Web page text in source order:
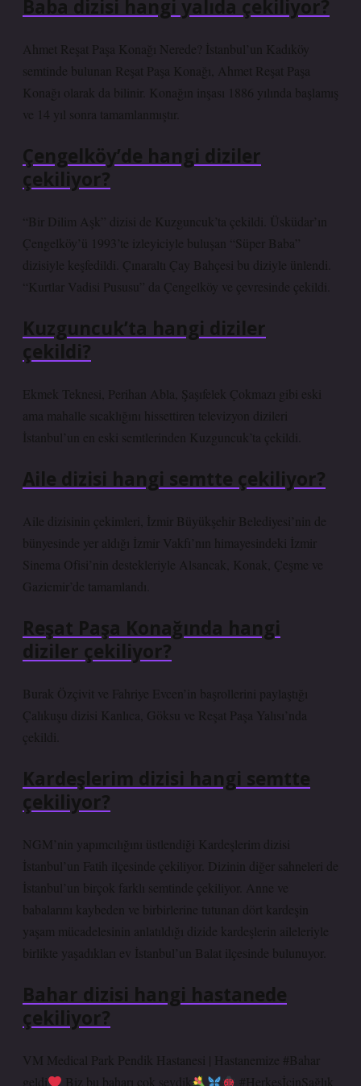
Baba dizisi hangi yalıda çekiliyor?
Ahmet Reşat Paşa Konağı Nerede? İstanbul’un Kadıköy
semtinde bulunan Reşat Paşa Konağı, Ahmet Reşat Paşa
Konağı olarak da bilinir. Konağın inşası 1886 yılında başlamış
ve 14 yıl sonra tamamlanmıştır.
Çengelköy’de hangi diziler
çekiliyor?
“Bir Dilim Aşk” dizisi de Kuzguncuk’ta çekildi. Üsküdar’ın
Çengelköy’ü 1993’te izleyiciyle buluşan “Süper Baba”
dizisiyle keşfedildi. Çınaraltı Çay Bahçesi bu diziyle ünlendi.
“Kurtlar Vadisi Pususu” da Çengelköy ve çevresinde çekildi.
Kuzguncuk’ta hangi diziler
çekildi?
Ekmek Teknesi, Perihan Abla, Şaşıfelek Çokmazı gibi eski
ama mahalle sıcaklığını hissettiren televizyon dizileri
İstanbul’un en eski semtlerinden Kuzguncuk’ta çekildi.
Aile dizisi hangi semtte çekiliyor?
Aile dizisinin çekimleri, İzmir Büyükşehir Belediyesi’nin de
bünyesinde yer aldığı İzmir Vakfı’nın himayesindeki İzmir
Sinema Ofisi’nin destekleriyle Alsancak, Konak, Çeşme ve
Gaziemir’de tamamlandı.
Reşat Paşa Konağında hangi
diziler çekiliyor?
Burak Özçivit ve Fahriye Evcen’in başrollerini paylaştığı
Çalıkuşu dizisi Kanlıca, Göksu ve Reşat Paşa Yalısı’nda
çekildi.
Kardeşlerim dizisi hangi semtte
çekiliyor?
NGM’nin yapımcılığını üstlendiği Kardeşlerim dizisi
İstanbul’un Fatih ilçesinde çekiliyor. Dizinin diğer sahneleri de
İstanbul’un birçok farklı semtinde çekiliyor. Anne ve
babalarını kaybeden ve birbirlerine tutunan dört kardeşin
yaşam mücadelesinin anlatıldığı dizide kardeşlerin aileleriyle
birlikte yaşadıkları ev İstanbul’un Balat ilçesinde bulunuyor.
Bahar dizisi hangi hastanede
çekiliyor?
VM Medical Park Pendik Hastanesi | Hastanemize #Bahar
geldi
Biz bu baharı çok sevdik
#HerkesİçinSağlık